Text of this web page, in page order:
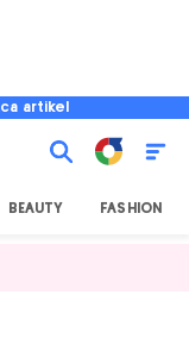
artikel
BEAUTY FASHION